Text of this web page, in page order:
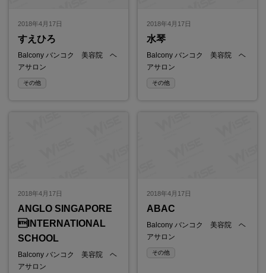
2018年4月17日
すえひろ
Balcony バンコク 美容院 ヘ
アサロン
その他
2018年4月17日
水琴
Balcony バンコク 美容院 ヘ
アサロン
その他
2018年4月17日
ANGLO SINGAPORE
INTERNATIONAL
SCHOOL
Balcony バンコク 美容院 ヘ
アサロン
2018年4月17日
ABAC
Balcony バンコク 美容院 ヘ
アサロン
その他